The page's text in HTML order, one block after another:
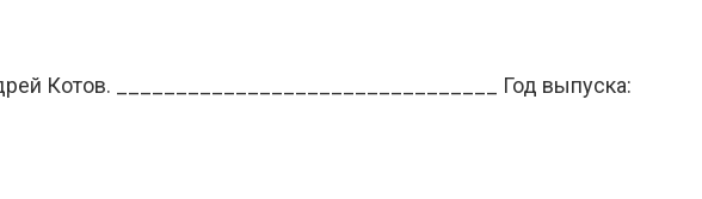
Котов. ________________________________ Год выпуска: